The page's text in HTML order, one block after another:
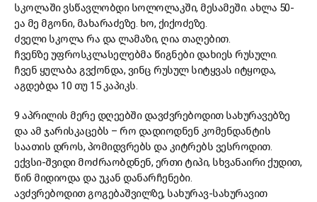
სკოლაში ვსწავლობდი სოლოლაკში, მესამეში. ახლა 50-
ეა მე მგონი, მახარაძეზე. ხო, ქიქოძეზე.
ძველი სკოლა რა და ლამაზი, ღია თაღებით.
ჩვენზე უფროსკლასელებმა წიგნები დახიეს რუსული.
ჩვენ ყულაბა გვქონდა, ვინც რუსულ სიტყვას იტყოდა,
აგდებდა 10 თუ 15 კაპიკს.
9 აპრილის მერე დღეებში დავძვრებოდით სახურავებზე
და ამ ჯარისკაცებს – რო დადიოდნენ კომენდანტის
საათის დროს, პომიდვრებს და კიტრებს ვესროდით.
ექვსი-შვიდი მოძრაობდნენ, ერთი ტიპი, სხვანაირი ქუდით,
წინ მიდიოდა და უკან დანარჩენები.
ავძვრებოდით გოგებაშვილზე, სახურავ-სახურავით